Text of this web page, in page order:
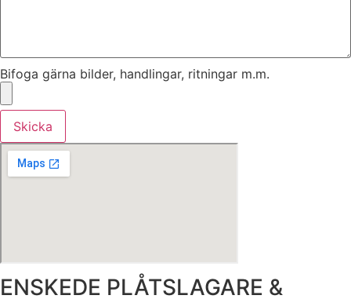
Bifoga gärna bilder, handlingar, ritningar m.m.
Skicka
ENSKEDE PLÅTSLAGARE &